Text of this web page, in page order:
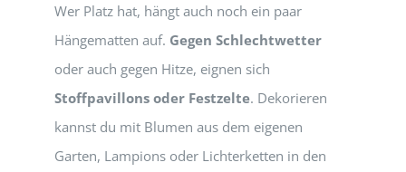
Wer Platz hat, hängt auch noch ein paar
Hängematten auf. Gegen Schlechtwetter
oder auch gegen Hitze, eignen sich
Stoffpavillons oder Festzelte. Dekorieren
kannst du mit Blumen aus dem eigenen
Garten, Lampions oder Lichterketten in den